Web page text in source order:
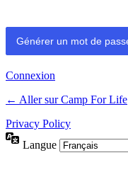
Connexion
← Aller sur Camp For Life
Privacy Policy
Langue